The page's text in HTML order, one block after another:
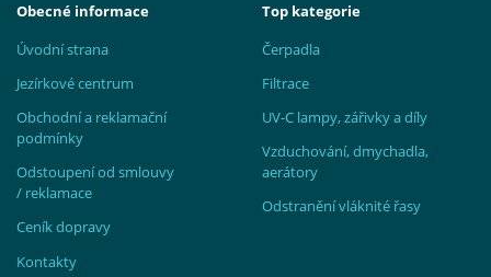
Obecné informace
Úvodní strana
Jezírkové centrum
Obchodní a reklamační
podmínky
Odstoupení od smlouvy
/ reklamace
Ceník dopravy
Kontakty
Top kategorie
Čerpadla
Filtrace
UV-C lampy, zářivky a díly
Vzduchování, dmychadla,
aerátory
Odstranění vláknité řasy